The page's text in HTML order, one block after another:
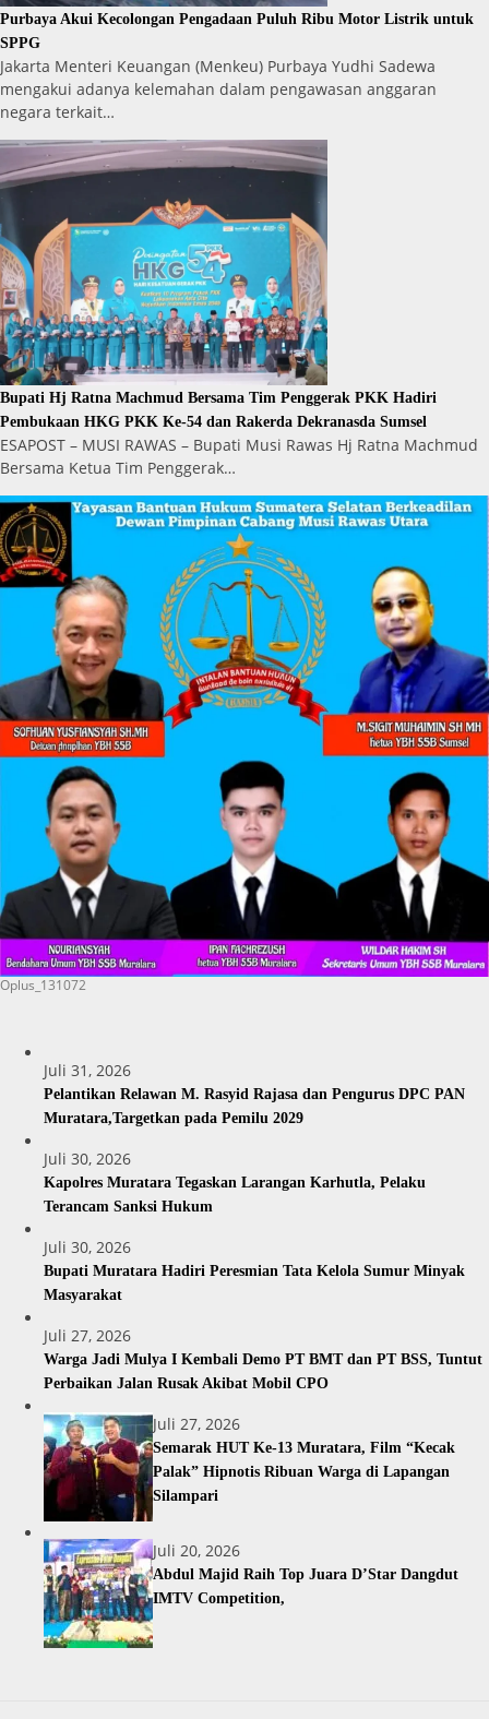
Purbaya Akui Kecolongan Pengadaan Puluh Ribu Motor Listrik untuk
SPPG
Jakarta Menteri Keuangan (Menkeu) Purbaya Yudhi Sadewa
mengakui adanya kelemahan dalam pengawasan anggaran
negara terkait…
Bupati Hj Ratna Machmud Bersama Tim Penggerak PKK Hadiri
Pembukaan HKG PKK Ke-54 dan Rakerda Dekranasda Sumsel
ESAPOST – MUSI RAWAS – Bupati Musi Rawas Hj Ratna Machmud
Bersama Ketua Tim Penggerak…
Oplus_131072
Juli 31, 2026
Pelantikan Relawan M. Rasyid Rajasa dan Pengurus DPC PAN
Muratara,Targetkan pada Pemilu 2029
Juli 30, 2026
Kapolres Muratara Tegaskan Larangan Karhutla, Pelaku
Terancam Sanksi Hukum
Juli 30, 2026
Bupati Muratara Hadiri Peresmian Tata Kelola Sumur Minyak
Masyarakat
Juli 27, 2026
Warga Jadi Mulya I Kembali Demo PT BMT dan PT BSS, Tuntut
Perbaikan Jalan Rusak Akibat Mobil CPO
Juli 27, 2026
Semarak HUT Ke-13 Muratara, Film “Kecak
Palak” Hipnotis Ribuan Warga di Lapangan
Silampari
Juli 20, 2026
Abdul Majid Raih Top Juara D’Star Dangdut
IMTV Competition,